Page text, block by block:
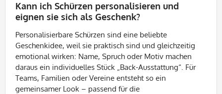
Kann ich Schürzen personalisieren und
eignen sie sich als Geschenk?
Personalisierbare Schürzen sind eine beliebte
Geschenkidee, weil sie praktisch sind und gleichzeitig
emotional wirken: Name, Spruch oder Motiv machen
daraus ein individuelles Stück „Back-Ausstattung“. Für
Teams, Familien oder Vereine entsteht so ein
gemeinsamer Look – passend für die